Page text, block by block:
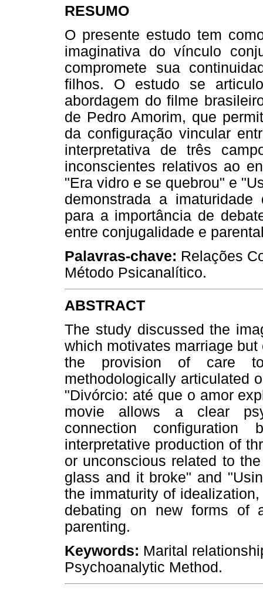
RESUMO
O presente estudo tem
imaginativa do vínculo
compromete sua
filhos. O estudo se
abordagem do filme
de Pedro Amorim, que
da configuração vincular
interpretativa de três
inconscientes relativos ao
"Era vidro e se quebrou" e
demonstrada a
para a importância de
entre conjugalidade e
Palavras-chave: Relações
Método Psicanalítico.
ABSTRACT
The study discussed the
which motivates marriage
the provision of care
methodologically articulated
"Divórcio: até que o amor
movie allows a clear
connection configuration
interpretative production of
or unconscious related to
glass and it broke" and
the immaturity of
debating on new forms of
parenting.
Keywords: Marital
Psychoanalytic Method.